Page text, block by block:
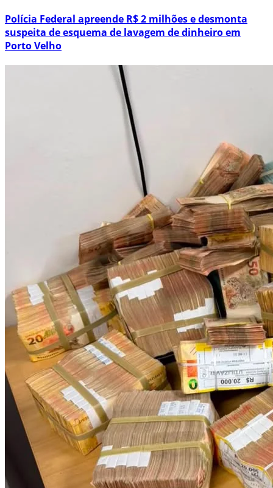
Polícia Federal apreende R$ 2 milhões e desmonta
suspeita de esquema de lavagem de dinheiro em
Porto Velho